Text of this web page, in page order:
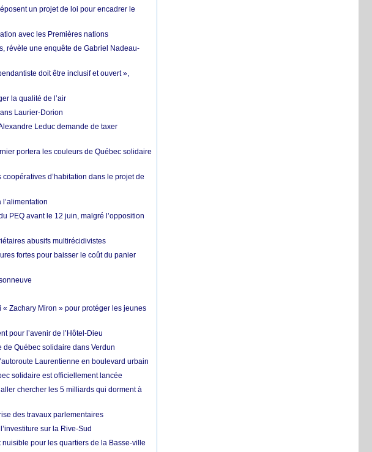
un projet de loi pour encadrer le
avec les Premières nations
révèle une enquête de Gabriel Nadeau-
doit être inclusif et ouvert »,
la qualité de l’air
Laurier-Dorion
Leduc demande de taxer
portera les couleurs de Québec solidaire
d’habitation dans le projet de
PEQ avant le 12 juin, malgré l’opposition
abusifs multirécidivistes
fortes pour baisser le coût du panier
Zachary Miron » pour protéger les jeunes
pour l’avenir de l’Hôtel-Dieu
Québec solidaire dans Verdun
Laurentienne en boulevard urbain
solidaire est officiellement lancée
chercher les 5 milliards qui dorment à
des travaux parlementaires
sur la Rive-Sud
pour les quartiers de la Basse-ville